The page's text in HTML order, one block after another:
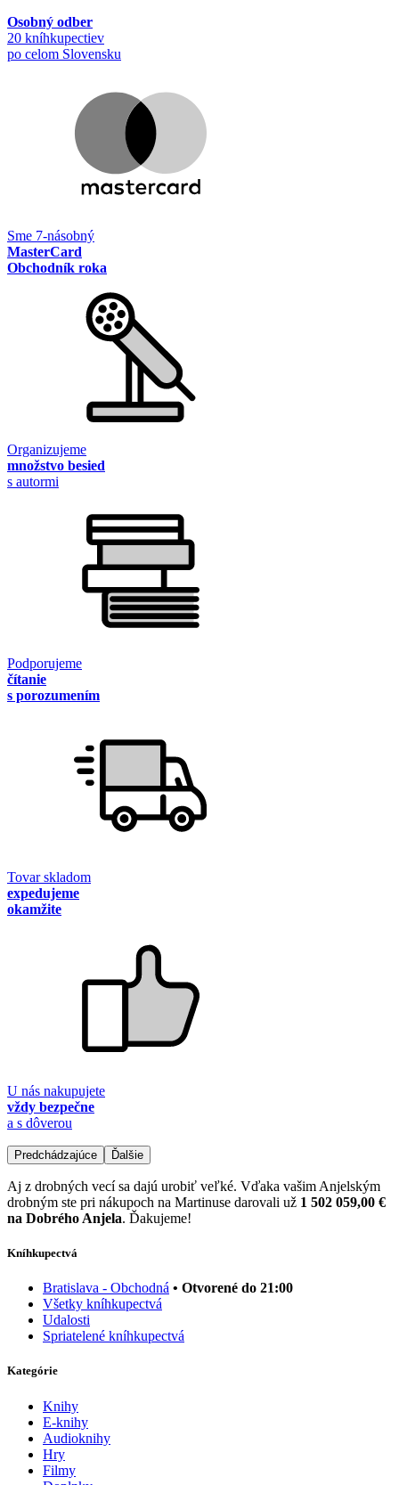
Osobný odber
20 kníhkupectiev
po celom Slovensku
Sme 7-násobný
MasterCard
Obchodník roka
Organizujeme
množstvo besied
s autormi
Podporujeme
čítanie
s porozumením
Tovar skladom
expedujeme
okamžite
U nás nakupujete
vždy bezpečne
a s dôverou
Predchádzajúce Ďalšie
Aj z drobných vecí sa dajú urobiť veľké. Vďaka vašim Anjelským
drobným ste pri nákupoch na Martinuse darovali už 1 502 059,00 €
na Dobrého Anjela. Ďakujeme!
Kníhkupectvá
Bratislava - Obchodná • Otvorené do 21:00
Všetky kníhkupectvá
Udalosti
Spriatelené kníhkupectvá
Kategórie
Knihy
E-knihy
Audioknihy
Hry
Filmy